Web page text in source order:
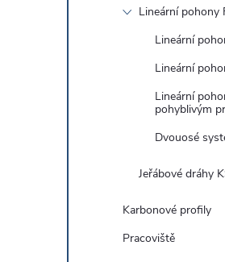
Lineární pohony
Lineární
Lineární
Lineární
pohyblivým
Dvouosé
Jeřábové dráhy
Karbonové profily
Pracoviště